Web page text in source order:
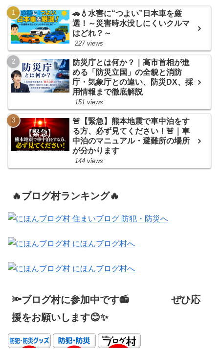
🚗💧水害に“つよい”日本車を厳
選！～災害時水没しにくいクルマ
はどれ？～
227 views
防災庁とは何か？｜高市首相が進
める「防災立国」の全貌と消防
庁・気象庁との違い、防災DX、採
用情報まで徹底解説
151 views
🚨【緊急】熊本地震で車中泊をす
る方、必ず見てください！🚨｜車
中泊のマニュアル・避難所の場所
が分かります
144 views
🔥ブログ村ランキング🔥
🔦ブログ村に参加中です📻 ぜひ応
援をお願いします😊✨